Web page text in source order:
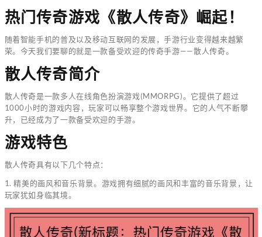
热门传奇游戏《散人传奇》崛起！
随着智能手机的普及以及移动互联网的发展，手游行业变得越来越繁
荣。今天我们要聊的就是一款备受欢迎的传奇手游——散人传奇。
散人传奇简介
散人传奇是一款多人在线角色扮演游戏(MMORPG)。它提供了超过
1000小时的游戏内容，玩家可以畅享整个游戏世界。它的人气不断攀
升，已经成为了一款备受欢迎的手游。
游戏特色
散人传奇具有以下几个特点：
1. 精美的画风和音乐背景。游戏拥有细腻的画风和丰富的音乐背景，让
玩家犹如身临其境。